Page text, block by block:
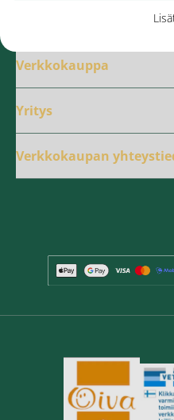
Verkkokauppa
Yritys
Verkkokaupan